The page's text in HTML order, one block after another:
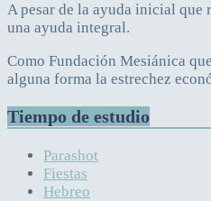
A pesar de la ayuda inicial que
una ayuda integral.
Como Fundación Mesiánica
alguna forma la estrechez
Tiempo de estudio
Parashot
Fiestas
Hebreo